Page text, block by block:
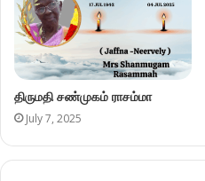
திருமதி சண்முகம் ராசம்மா
July 7, 2025